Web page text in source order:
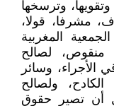
وترسخها
مشرفا، قولا،
المغربية
منقوص، لصالح
الأجراء، وسائر
ولصالح
أن تصير حقوق